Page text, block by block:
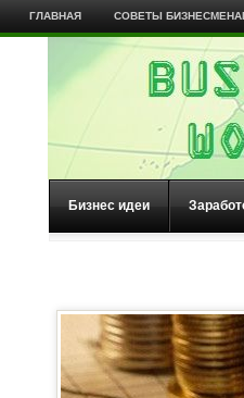
ГЛАВНАЯ СОВЕТЫ
Бизнес идеи